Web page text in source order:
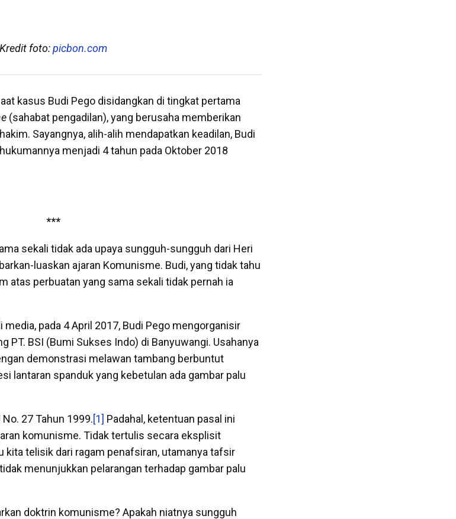
Kredit foto:picbon.com
kasus Budi Pego disidangkan di tingkat pertama
(sahabat pengadilan), yang berusaha memberikan
Sayangnya, alih-alih mendapatkan keadilan, Budi
menjadi 4 tahun pada Oktober 2018
***
sekali tidak ada upaya sungguh-sungguh dari Heri
luaskan ajaran Komunisme. Budi, yang tidak tahu
atas perbuatan yang sama sekali tidak pernah ia
pada 4 April 2017, Budi Pego mengorganisir
PT. BSI (Bumi Sukses Indo) di Banyuwangi. Usahanya
demonstrasi melawan tambang berbuntut
lantaran spanduk yang kebetulan ada gambar palu
27 Tahun 1999.[1] Padahal, ketentuan pasal ini
komunisme. Tidak tertulis secara eksplisit
kita telisik dari ragam penafsiran, utamanya tafsir
menunjukkan pelarangan terhadap gambar palu
doktrin komunisme? Apakah niatnya sungguh